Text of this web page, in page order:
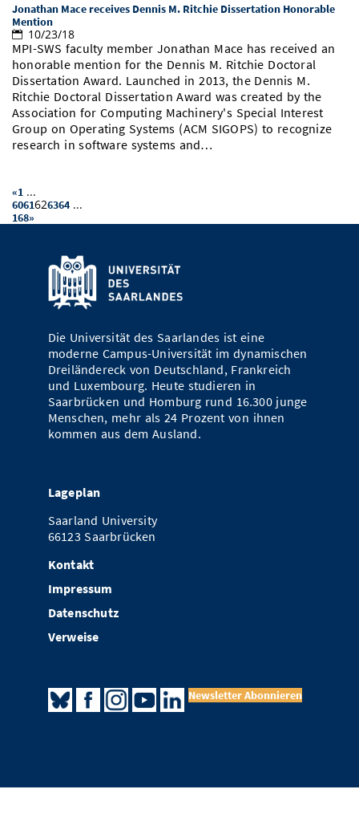
Jonathan Mace receives Dennis M. Ritchie Dissertation Honorable
Mention
10/23/18
MPI-SWS faculty member Jonathan Mace has received an
honorable mention for the Dennis M. Ritchie Doctoral
Dissertation Award. Launched in 2013, the Dennis M.
Ritchie Doctoral Dissertation Award was created by the
Association for Computing Machinery's Special Interest
Group on Operating Systems (ACM SIGOPS) to recognize
research in software systems and…
«1 ...
6061626364 ...
168»
Die Universität des Saarlandes ist eine
moderne Campus-Universität im dynamischen
Dreiländereck von Deutschland, Frankreich
und Luxembourg. Heute studieren in
Saarbrücken und Homburg rund 16.300 junge
Menschen, mehr als 24 Prozent von ihnen
kommen aus dem Ausland.
Lageplan
Saarland University
66123 Saarbrücken
Kontakt
Impressum
Datenschutz
Verweise
Newsletter Abonnieren